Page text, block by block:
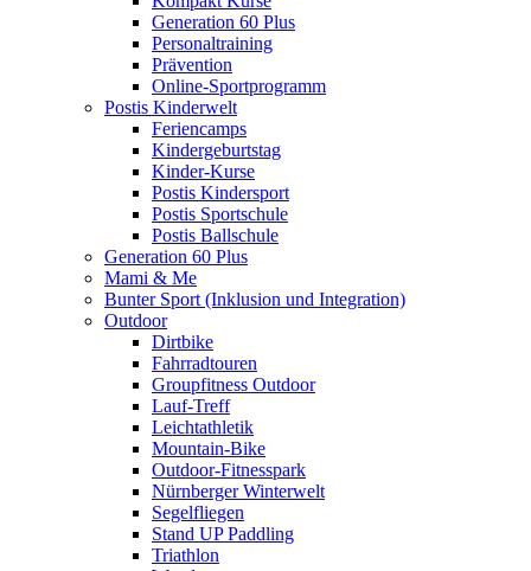
Generation 60 Plus
Personaltraining
Prävention
Online-Sportprogramm
Postis Kinderwelt
Feriencamps
Kindergeburtstag
Kinder-Kurse
Postis Kindersport
Postis Sportschule
Postis Ballschule
Generation 60 Plus
Mami & Me
Bunter Sport (Inklusion und Integration)
Outdoor
Dirtbike
Fahrradtouren
Groupfitness Outdoor
Lauf-Treff
Leichtathletik
Mountain-Bike
Outdoor-Fitnesspark
Nürnberger Winterwelt
Segelfliegen
Stand UP Paddling
Triathlon